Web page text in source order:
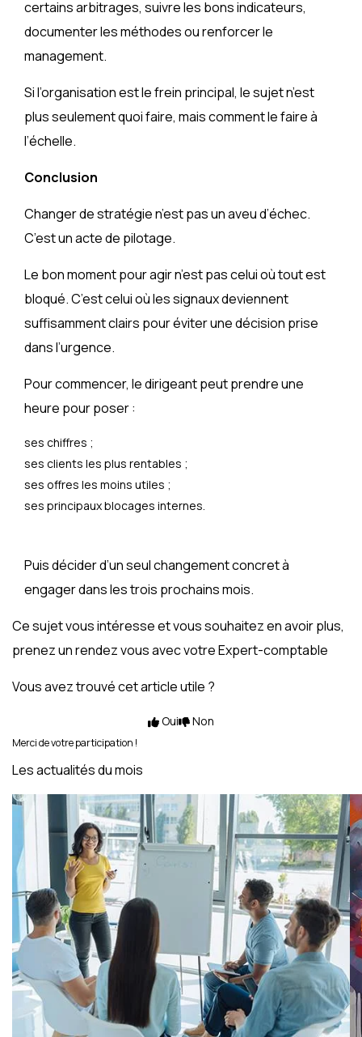
certains arbitrages, suivre les bons indicateurs,
documenter les méthodes ou renforcer le
management.
Si l’organisation est le frein principal, le sujet n’est
plus seulement quoi faire, mais comment le faire à
l’échelle.
Conclusion
Changer de stratégie n’est pas un aveu d’échec.
C’est un acte de pilotage.
Le bon moment pour agir n’est pas celui où tout est
bloqué. C’est celui où les signaux deviennent
suffisamment clairs pour éviter une décision prise
dans l’urgence.
Pour commencer, le dirigeant peut prendre une
heure pour poser :
ses chiffres ;
ses clients les plus rentables ;
ses offres les moins utiles ;
ses principaux blocages internes.
Puis décider d’un seul changement concret à
engager dans les trois prochains mois.
Ce sujet vous intéresse et vous souhaitez en avoir plus,
prenez un rendez vous avec votre Expert-comptable
Vous avez trouvé cet article utile ?
Oui Non
Merci de votre participation !
Les actualités du mois